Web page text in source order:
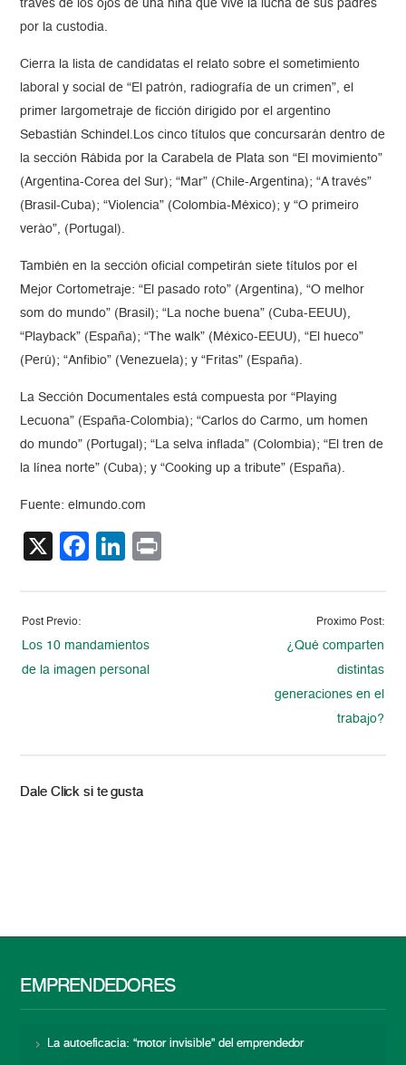
través de los ojos de una niña que vive la lucha de sus padres
por la custodia.
Cierra la lista de candidatas el relato sobre el sometimiento
laboral y social de “El patrón, radiografía de un crimen”, el
primer largometraje de ficción dirigido por el argentino
Sebastián Schindel.Los cinco títulos que concursarán dentro de
la sección Rábida por la Carabela de Plata son “El movimiento”
(Argentina-Corea del Sur); “Mar” (Chile-Argentina); “A través”
(Brasil-Cuba); “Violencia” (Colombia-México); y “O primeiro
verào”, (Portugal).
También en la sección oficial competirán siete títulos por el
Mejor Cortometraje: “El pasado roto” (Argentina), “O melhor
som do mundo” (Brasil); “La noche buena” (Cuba-EEUU),
“Playback” (España); “The walk” (México-EEUU), “El hueco”
(Perú); “Anfibio” (Venezuela); y “Fritas” (España).
La Sección Documentales está compuesta por “Playing
Lecuona” (España-Colombia); “Carlos do Carmo, um homen
do mundo” (Portugal); “La selva inflada” (Colombia); “El tren de
la línea norte” (Cuba); y “Cooking up a tribute” (España).
Fuente: elmundo.com
X Facebook
LinkedIn
Post Previo:
Los 10 mandamientos
de la imagen personal
Proximo Post:
¿Qué comparten
distintas
generaciones en el
trabajo?
Dale Click si te gusta
EMPRENDEDORES
La autoeficacia: “motor invisible” del emprendedor